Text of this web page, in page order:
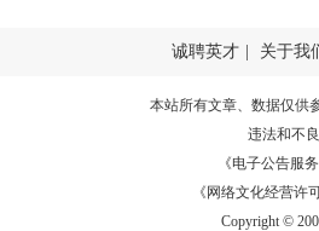
诚聘英才 关于我
本站所有文章、数据仅供
违法和不
《电子公告服务
《网络文化经营许
Copyright ©